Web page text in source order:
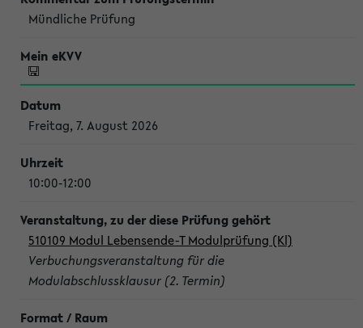
Mündliche Prüfung
Freitag, 7. August 2026
10:00-12:00
510109 Modul Lebensende-T Modulprüfung (Kl)
Verbuchungsveranstaltung für die
Modulabschlussklausur (2. Termin)